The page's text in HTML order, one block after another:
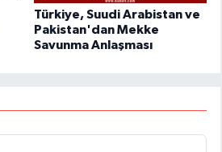
Türkiye, Suudi Arabistan ve
Pakistan'dan Mekke
Savunma Anlaşması